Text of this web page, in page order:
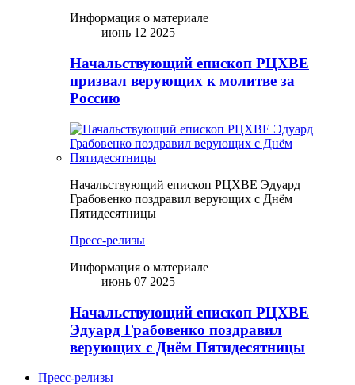
Информация о материале
июнь 12 2025
Начальствующий епископ РЦХВЕ
призвал верующих к молитве за
Россию
Начальствующий епископ РЦХВЕ Эдуард
Грабовенко поздравил верующих с Днём
Пятидесятницы
Пресс-релизы
Информация о материале
июнь 07 2025
Начальствующий епископ РЦХВЕ
Эдуард Грабовенко поздравил
верующих с Днём Пятидесятницы
Пресс-релизы